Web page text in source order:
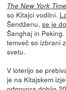
The New York
so Kitajci vodilni.
Šendženu, se je
Šanghaj in
temveč so izbrani
svetu.
V loterijo se
je na Kitajskem